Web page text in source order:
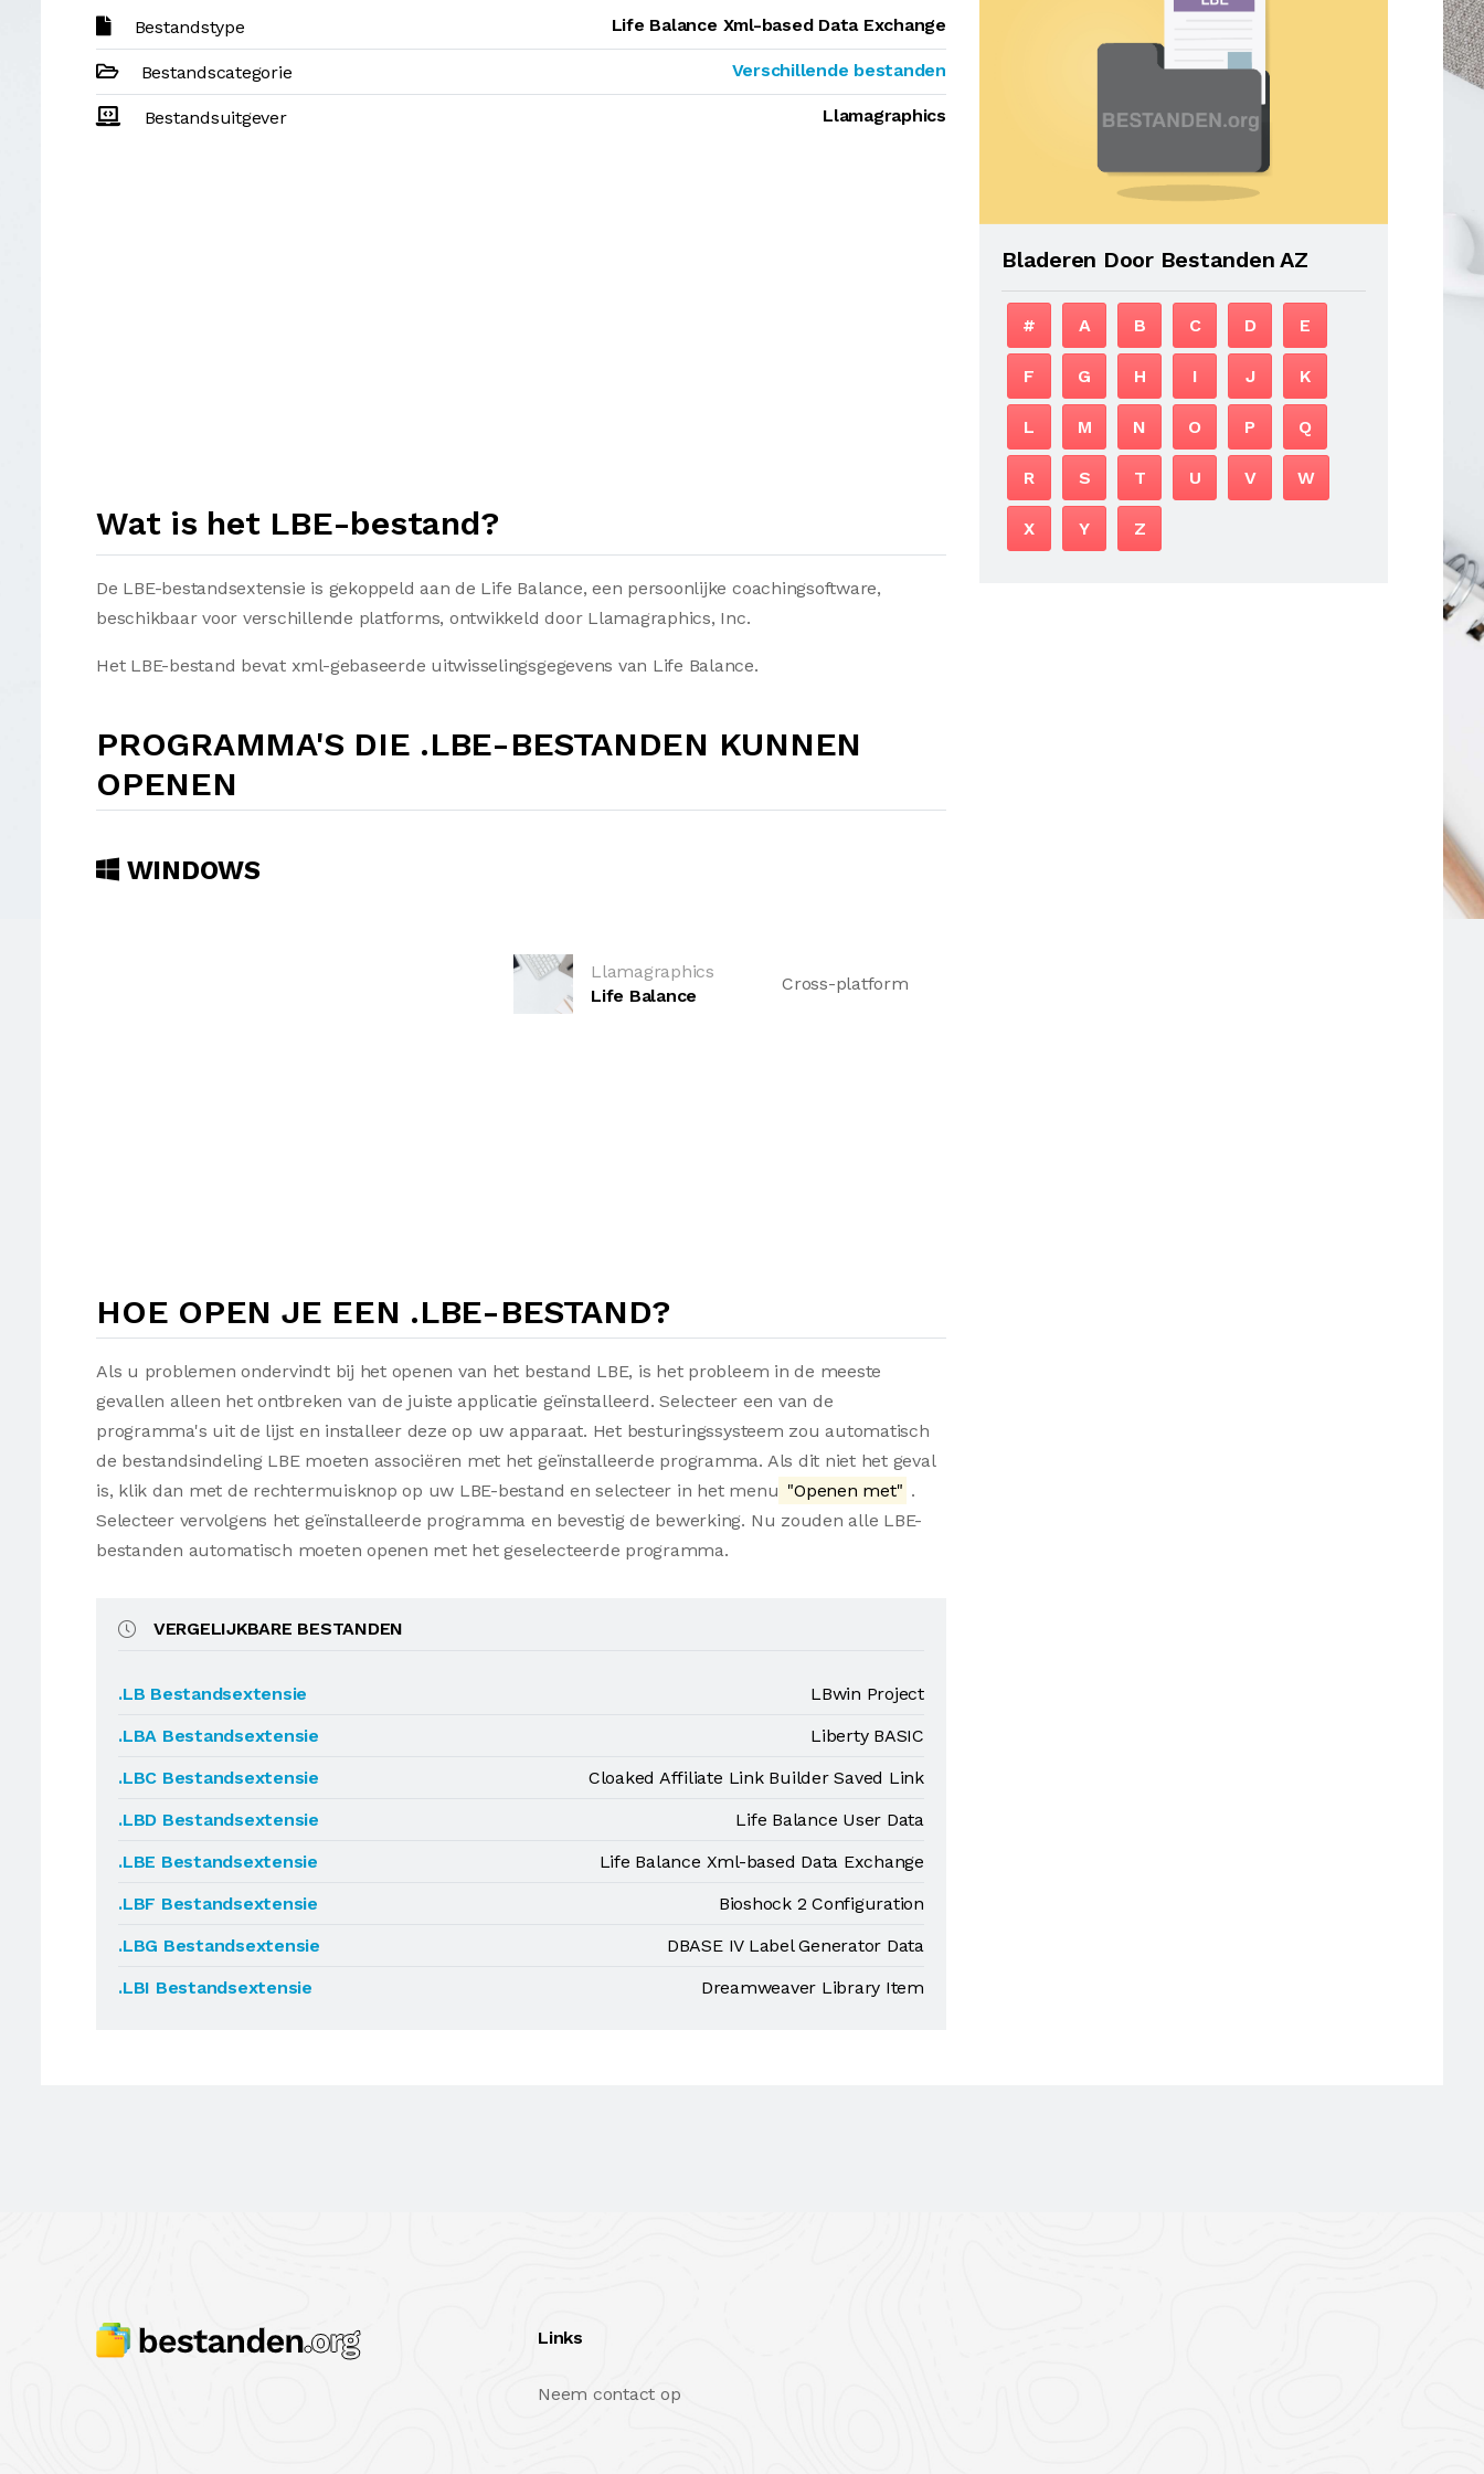
Bestandstype Life Balance Xml-based Data Exchange
Bestandscategorie Verschillende bestanden
Bestandsuitgever Llamagraphics
Wat is het LBE-bestand?
De LBE-bestandsextensie is gekoppeld aan de Life Balance, een persoonlijke coachingsoftware,
beschikbaar voor verschillende platforms, ontwikkeld door Llamagraphics, Inc.
Het LBE-bestand bevat xml-gebaseerde uitwisselingsgegevens van Life Balance.
PROGRAMMA'S DIE .LBE-BESTANDEN KUNNEN
OPENEN
WINDOWS
Llamagraphics
Life Balance
Cross-platform
HOE OPEN JE EEN .LBE-BESTAND?
Als u problemen ondervindt bij het openen van het bestand LBE, is het probleem in de meeste
gevallen alleen het ontbreken van de juiste applicatie geïnstalleerd. Selecteer een van de
programma's uit de lijst en installeer deze op uw apparaat. Het besturingssysteem zou automatisch
de bestandsindeling LBE moeten associëren met het geïnstalleerde programma. Als dit niet het geval
is, klik dan met de rechtermuisknop op uw LBE-bestand en selecteer in het menu "Openen met" .
Selecteer vervolgens het geïnstalleerde programma en bevestig de bewerking. Nu zouden alle LBE-
bestanden automatisch moeten openen met het geselecteerde programma.
VERGELIJKBARE BESTANDEN
.LB Bestandsextensie
LBwin Project
.LBA Bestandsextensie
Liberty BASIC
.LBC Bestandsextensie
Cloaked Affiliate Link Builder Saved Link
.LBD Bestandsextensie
Life Balance User Data
.LBE Bestandsextensie
Life Balance Xml-based Data Exchange
.LBF Bestandsextensie
Bioshock 2 Configuration
.LBG Bestandsextensie
DBASE IV Label Generator Data
.LBI Bestandsextensie
Dreamweaver Library Item
Bladeren Door Bestanden AZ
# A B C D E
F G H I J K
L M N O P Q
R S T U V W
X Y Z
Links
Neem contact op